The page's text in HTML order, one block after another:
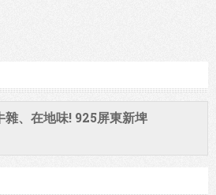
雜、在地味! 925屏東新埤